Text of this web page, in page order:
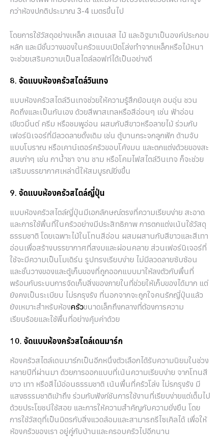
กว่าห้องปกติประมาณ 3-4 เมตรขึ้นไป
โดยการใช้วัสดุอย่างเหล็ก สเตนเลส ไม้ และอิฐมาเป็นองค์ประกอบ
หลัก และมีชั้นวางของในครัวแบบเปิดโล่งทำจากเหล็กหรือไม้หนา
จะช่วยเสริมความเป็นสไตล์ลอฟท์ได้เป็นอย่างดี
8. จัดแบบห้องครัวสไตล์วินเทจ
แบบห้องครัวสไตล์วินเทจช่วยให้ความรู้สึกย้อนยุค อบอุ่น ชวน
คิดถึงและเป็นกันเอง ด้วยสีพาสเทลหรือสีอ่อนๆ เช่น ฟ้าอ่อน
เขียวมิ้นต์ ครีม หรือชมพูอ่อน ผสมกับสีขาวหรือลายไม้ ร่วมกับ
เฟอร์นิเจอร์ที่มีลวดลายดั้งเดิม เช่น ตู้บานกระจกลูกฟัก ด้ามจับ
แบบโบราณ หรือเคาน์เตอร์ครัวขอบโค้งมน และตกแต่งด้วยของสะ
สมเก่าๆ เช่น กาน้ำชา จาน ชาม หรือโคมไฟสไตล์วินเทจ ก็จะช่วย
เสริมบรรยากาศเหล่านี้ให้สมบูรณ์ยิ่งขึ้น
9. จัดแบบห้องครัวสไตล์ญี่ปุ่น
แบบห้องครัวสไตล์ญี่ปุ่นมีเอกลักษณ์ตรงที่ความเรียบง่าย สะอาด
และการใช้พื้นที่ในครัวอย่างมีประสิทธิภาพ การตกแต่งเน้นใช้วัสดุ
ธรรมชาติ โดยเฉพาะไม้ในโทนสีอ่อน ผสมผสานกับสีขาวและสีเทา
อ่อนเพื่อสร้างบรรยากาศที่สงบและผ่อนคลาย ส่วนเฟอร์นิเจอร์ที่
ใช้จะมีความเป็นโมเดิร์น รูปทรงเรียบง่าย ไม่มีลวดลายซับซ้อน
และชั้นวางของและตู้เก็บของที่ถูกออกแบบมาให้ลงตัวกับพื้นที่
พร้อมกับระบบการจัดเก็บสิ่งของภายในที่ช่วยให้เก็บของได้มาก แต่
ยังคงเป็นระเบียบ ไม่รกรุงรัง ที่นอกจากจะถูกใจคนรักญี่ปุ่นแล้ว
ยังเหมาะสำหรับห้องครัวขนาดเล็กถึงกลางที่ต้องการความ
เรียบร้อยและใช้พื้นที่อย่างคุ้มค่าด้วย
10. จัดแบบห้องครัวสไตล์เดนมาร์ก
ห้องครัวสไตล์เดนมาร์กเป็นอีกหนึ่งตัวเลือกได้รับความนิยมในช่วง
หลายปีที่ผ่านมา ด้วยการออกแบบที่เน้นความเรียบง่าย จากโทนสี
ขาว เทา หรือสีไม้อ่อนธรรมชาติ เน้นพื้นที่ครัวโล่ง ไม่รกรุงรัง มี
แสงธรรมชาติเข้าถึง ร่วมกับฟังก์ชันการใช้งานที่เรียบง่ายแต่เต็มไป
ด้วยประโยชน์ใช้สอย และการให้ความสำคัญกับความยั่งยืน โดย
การใช้วัสดุที่เป็นมิตรกับสิ่งแวดล้อมและสามารถรีไซเคิลได้ เพื่อให้
ห้องครัวของเรา อยู่คู่กับบ้านและครอบครัวไปอีกนาน